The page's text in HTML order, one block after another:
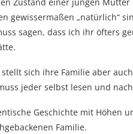
Zustand einer jungen
gewissermaßen „natürlich“
sagen, dass ich ihr öfters
sich ihre Familie aber
jeder selbst lesen und
Geschichte mit Höhen
Familie.